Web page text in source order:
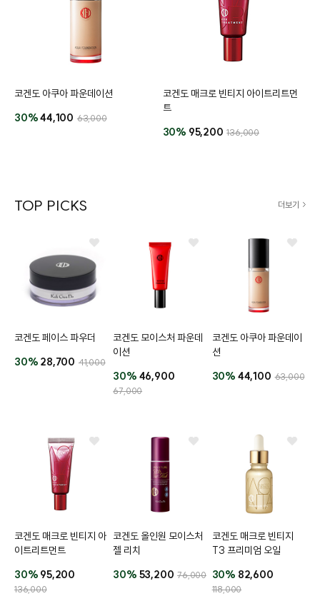
코겐도 아쿠아 파운데이션
30%44,100 63,000
코겐도 매크로 빈티지 아이트리트먼
트
30% 95,200 136,000
TOP PICKS 더보기
코겐도 페이스 파우더
30% 28,700 41,000
코겐도 모이스처 파운데
이션
30% 46,900
67,000
코겐도 아쿠아 파운데이
션
30% 44,100 63,000
코겐도 매크로 빈티지 아
이트리트먼트
30% 95,200
136,000
코겐도 올인원 모이스처
젤 리치
30% 53,200 76,000
코겐도 매크로 빈티지
T3 프리미엄 오일
30% 82,600
118,000